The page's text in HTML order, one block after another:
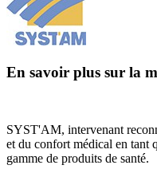
En savoir plus sur la
SYST'AM, intervenant
et du confort médical en tant
gamme de produits de santé.